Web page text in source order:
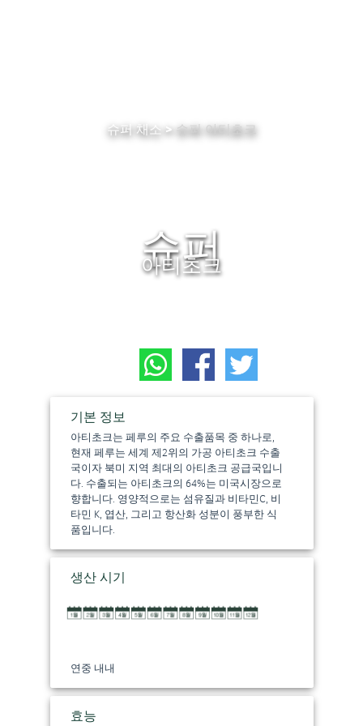
슈퍼 채소 슈퍼 아티초크
슈퍼
아티초크
기본 정보
아티초크는 페루의 주요 수출품목 중 하나로,
현재 페루는 세계 제2위의 가공 아티초크 수출
국이자 북미 지역 최대의 아티초크 공급국입니
다. 수출되는 아티초크의 64%는 미국시장으로
향합니다. 영양적으로는 섬유질과 비타민C, 비
타민 K, 엽산, 그리고 항산화 성분이 풍부한 식
품입니다.
생산 시기
연중 내내
효능